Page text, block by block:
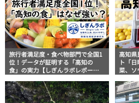
旅行者満足度・食べ物部門で全国1
位！データが証明する「高知の
食」の実力【しぎんラボレポー
高知県
ト「
菜、ソ
説！